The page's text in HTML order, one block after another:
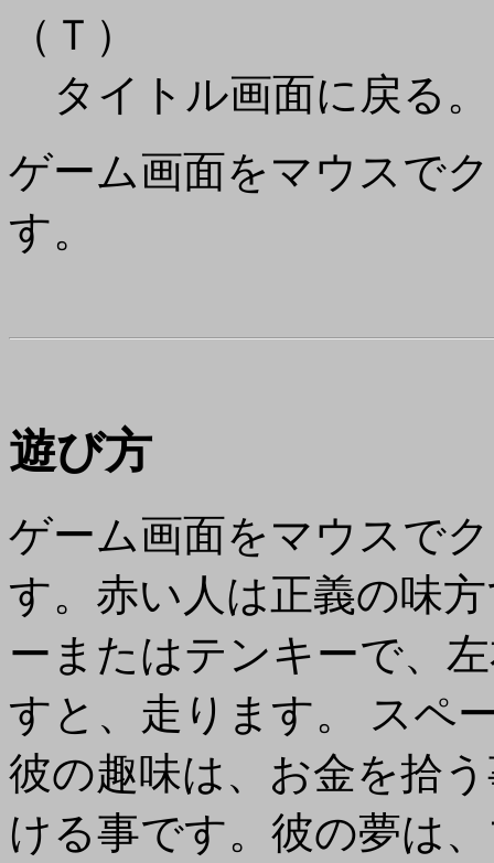
（Ｔ）
タイトル画面に戻る。
ゲーム画面をマウスで
す。
遊び方
ゲーム画面をマウスで
す。赤い人は正義の味
ーまたはテンキーで、
すと、走ります。 スペ
彼の趣味は、お金を拾
ける事です。彼の夢は